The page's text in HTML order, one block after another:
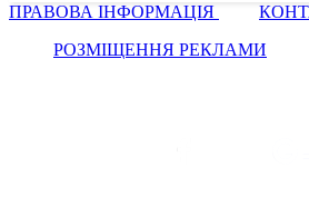
ПРАВОВА ІНФОРМАЦІЯ
РОЗМІЩЕННЯ РЕКЛАМИ